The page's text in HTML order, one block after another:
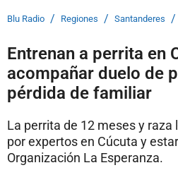
Blu Radio / Regiones / Santanderes /
Entrenan a perrita en
acompañar duelo de
pérdida de familiar
La perrita de 12 meses y
por expertos en Cúcuta y
Organización La Esperanza.